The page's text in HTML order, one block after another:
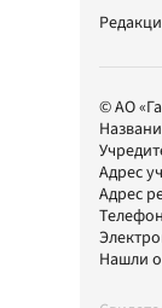
© АО
Адрес
Адрес
Нашли